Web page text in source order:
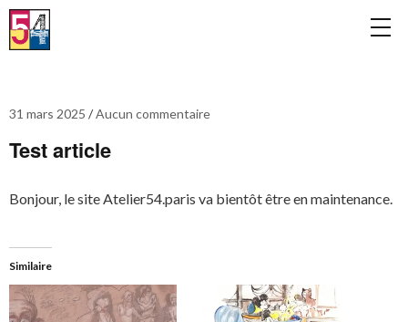
31 mars 2025 Aucun commentaire
Test article
Bonjour, le site Atelier54.paris va bientôt être en maintenance.
Similaire